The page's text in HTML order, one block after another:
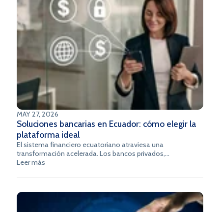
MAY 27, 2026
Soluciones bancarias en Ecuador: cómo elegir la
plataforma ideal
El sistema financiero ecuatoriano atraviesa una
transformación acelerada. Los bancos privados,
cooperativas y entidades financieras que operan en el país
opción estratégica, sino una exigencia operativa y
adecuadas determina la capacidad de una institución para
competir, crecer y cumplir con los estándares del mercado.
Leer más